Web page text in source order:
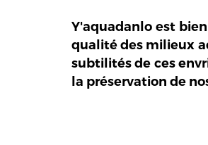
Y'aquadanlo est
qualité des milieux
subtilités de ces
la préservation de